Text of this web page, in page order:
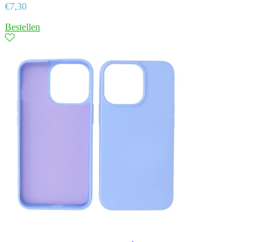
€7,30
Bestellen